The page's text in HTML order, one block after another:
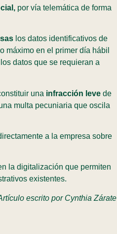
por vía telemática de forma
los datos identificativos de
máximo en el primer día hábil
datos que se requieran a
una infracción leve de
multa pecuniaria que oscila
a la empresa sobre
la digitalización que permiten
existentes.
escrito por Cynthia Zárate